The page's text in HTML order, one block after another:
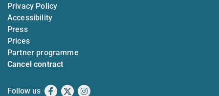
Privacy Policy
Accessibility
Press
Prices
Partner programme
Cancel contract
Follow us Facebook
X Instagram